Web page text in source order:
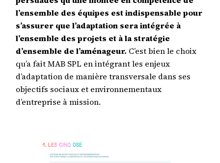
l’ensemble des équipes est indispensable pour
s’assurer que l’adaptation sera intégrée à
l’ensemble des projets et à la stratégie
d’ensemble de l’aménageur. C’est bien le choix
qu’a fait MAB SPL en intégrant les enjeux
d’adaptation de manière transversale dans ses
objectifs sociaux et environnementaux
d’entreprise à mission.